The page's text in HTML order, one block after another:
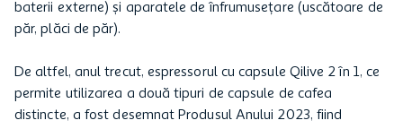
baterii externe) și aparatele de înfrumusețare (uscătoare de
păr, plăci de păr).
De altfel, anul trecut, espressorul cu capsule Qilive 2 în 1, ce
permite utilizarea a două tipuri de capsule de cafea
distincte, a fost desemnat Produsul Anului 2023, fiind